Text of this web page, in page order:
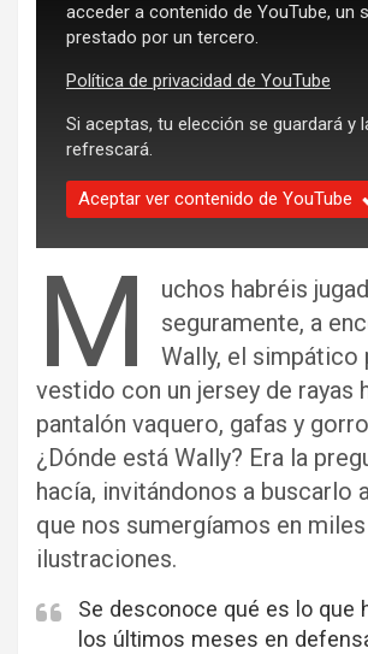
acceder a contenido de YouTube, un
prestado por un tercero.
Política de privacidad de YouTube
Si aceptas, tu elección se guardará y
refrescará.
Aceptar ver contenido de YouTube
M
uchos habréis
seguramente, a
Wally, el simpático
vestido con un jersey de rayas
pantalón vaquero, gafas y
¿Dónde está Wally? Era la
hacía, invitándonos a buscarlo
que nos sumergíamos en
ilustraciones.
Se desconoce qué es lo que
los últimos meses en